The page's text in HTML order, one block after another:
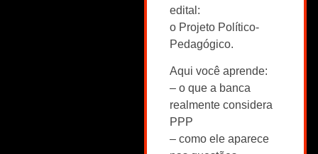
edital:
o Projeto Político-
Pedagógico.
Aqui você aprende:
– o que a banca
realmente considera
PPP
– como ele aparece